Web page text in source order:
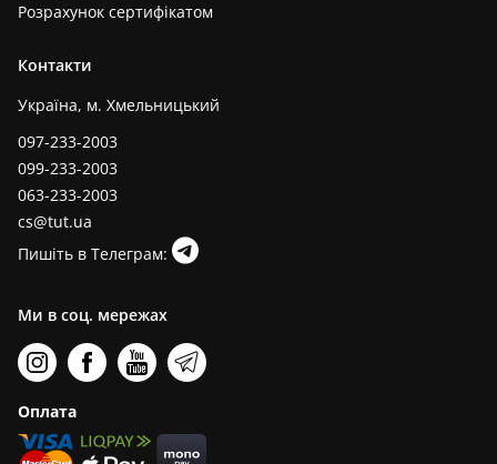
Розрахунок сертифікатом
Контакти
Україна, м. Хмельницький
097-233-2003
099-233-2003
063-233-2003
cs@tut.ua
Пишіть в Телеграм:
Ми в соц. мережах
Оплата